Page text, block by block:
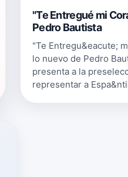
"Te Entregué mi
Pedro Bautista
"Te Entregu&eacute;
lo nuevo de Pedro
presenta a la
representar a